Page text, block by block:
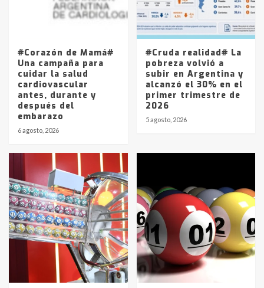
Los precios de los combustibles en
La Pampa, desde YPF hasta Axion
entre 857 a 1338 pesos
#Corazón de Mamá#
Una campaña para
cuidar la salud
cardiovascular
antes, durante y
después del
embarazo
6 agosto, 2026
#Cruda realidad# La
pobreza volvió a
subir en Argentina y
alcanzó el 30% en el
primer trimestre de
2026
5 agosto, 2026